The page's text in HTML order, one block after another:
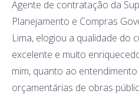
Agente de contratação da
Planejamento e Compras
Lima, elogiou a qualidade do
excelente e muito
mim, quanto ao
orçamentárias de obras